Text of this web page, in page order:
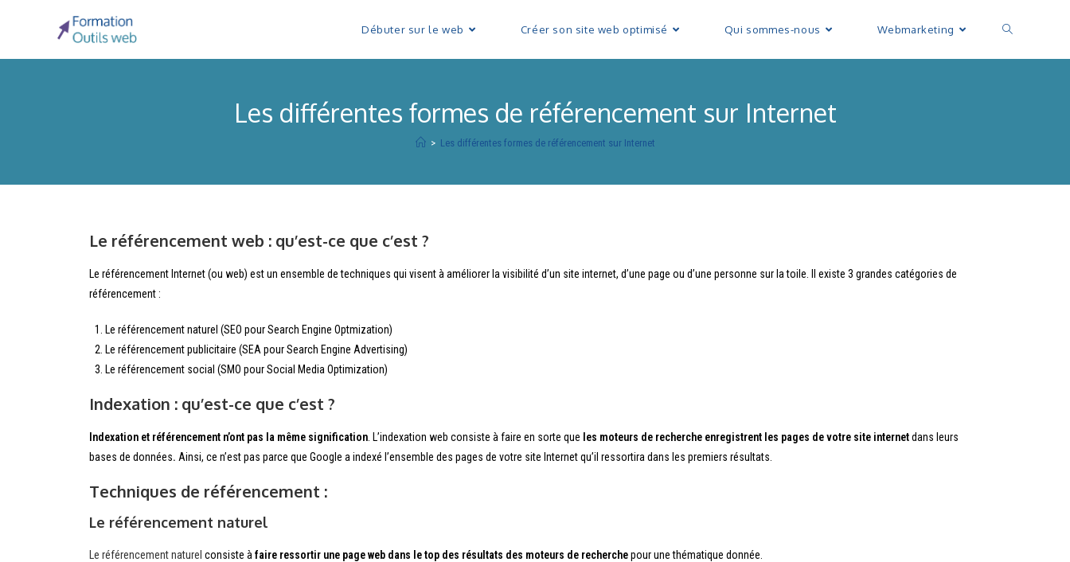
Débuter sur le web Créer son site web optimisé Qui sommes-nous Webmarketing
Les différentes formes de référencement sur Internet
> Les différentes formes de référencement sur Internet
Le référencement web : qu’est-ce que c’est ?
Le référencement Internet (ou web) est un ensemble de techniques qui visent à améliorer la visibilité d’un site internet, d’une page ou d’une personne sur la toile. Il existe 3 grandes catégories de
référencement :
Le référencement naturel (SEO pour Search Engine Optmization)
Le référencement publicitaire (SEA pour Search Engine Advertising)
Le référencement social (SMO pour Social Media Optimization)
Indexation : qu’est-ce que c’est ?
Indexation et référencement n’ont pas la même signification . L’indexation web consiste à faire en sorte que les moteurs de recherche enregistrent les pages de votre site internetdans leurs
bases de données. Ainsi, ce n’est pas parce que Google a indexé l’ensemble des pages de votre site Internet qu’il ressortira dans les premiers résultats.
Techniques de référencement :
Le référencement naturel
Le référencement naturel consiste à faire ressortir une page web dans le top des résultats des moteurs de recherchepour une thématique donnée.